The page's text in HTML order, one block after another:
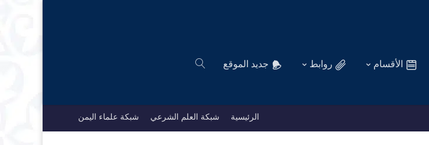
الأقسام روابط جديد الموقع
الرئيسية شبكة العلم الشرعي شبكة علماء اليمن